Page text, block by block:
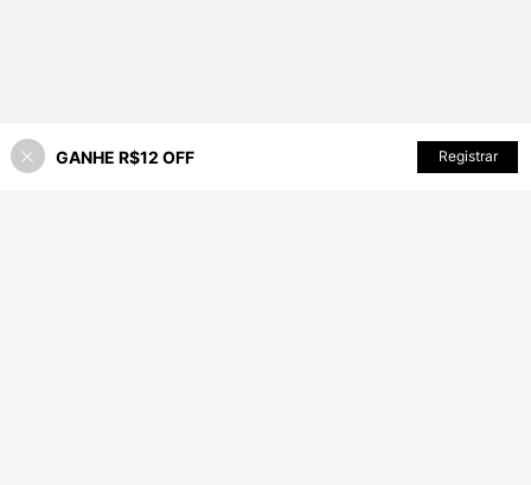
75% OFF! ADICIONAR AO CARRINHO
GANHE R$12 OFF Registrar